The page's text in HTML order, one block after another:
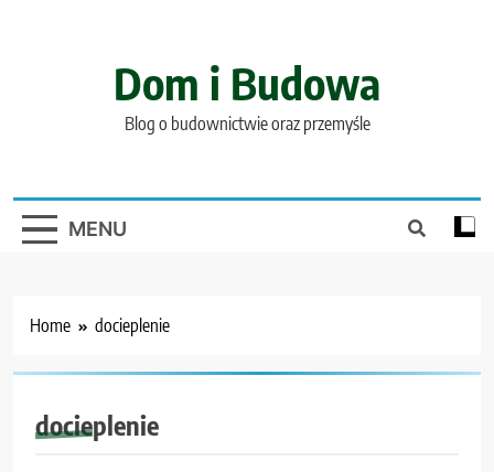
Dom i Budowa
Blog o budownictwie oraz przemyśle
MENU
Home docieplenie
docieplenie